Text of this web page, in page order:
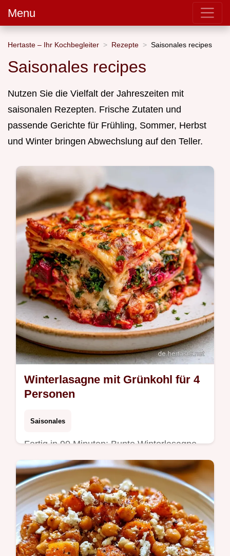
Menu
Hertaste – Ihr Kochbegleiter Rezepte Saisonales recipes
Saisonales recipes
Nutzen Sie die Vielfalt der Jahreszeiten mit
saisonalen Rezepten. Frische Zutaten und
passende Gerichte für Frühling, Sommer, Herbst
und Winter bringen Abwechslung auf den Teller.
Winterlasagne mit Grünkohl für 4
Personen
Saisonales
Fertig in 90 Minuten: Bunte Winterlasagne
mit Grünkohl und Rote. Erfahren Sie in der
Sektion Warum diese Kombi passt, wie die
Zutaten ideal harmonieren.